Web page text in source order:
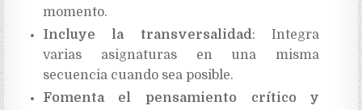
momento.
Incluye la transversalidad: Integra
varias asignaturas en una misma
secuencia cuando sea posible.
Fomenta el pensamiento crítico y